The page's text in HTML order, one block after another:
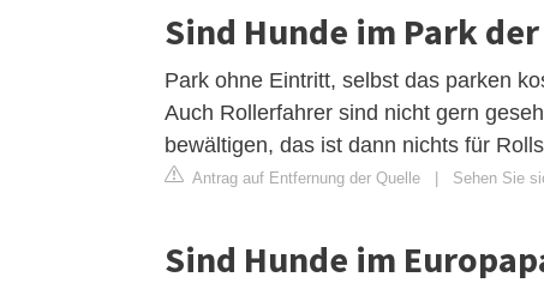
Sind Hunde im Park
Park ohne Eintritt, selbst das parken
Auch Rollerfahrer sind nicht gern
bewältigen, das ist dann nichts für
Antrag auf Entfernung der Quelle Sehen Sie
Sind Hunde im